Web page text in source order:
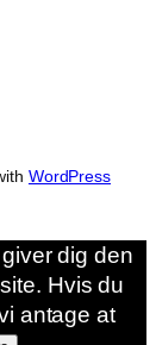
WordPress
dig den
Hvis du
antage at